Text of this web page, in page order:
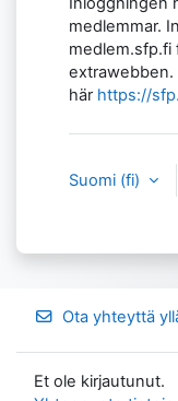
medlemmar.
medlem.sfp.fi
extrawebben.
här https://
Suomi ‎(fi)‎
Ota yhteyttä
Et ole kirjautunut.